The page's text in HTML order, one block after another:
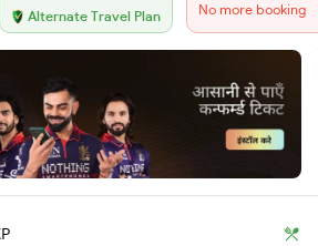
Alternate Travel Plan No more booking